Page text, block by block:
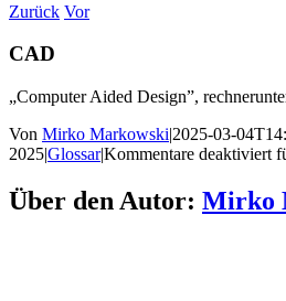
Zurück Vor
CAD
„Computer Aided Design”,
Von Mirko Markowski|2025-03-
2025|Glossar|Kommentare deaktiviert
Über den Autor: Mirko